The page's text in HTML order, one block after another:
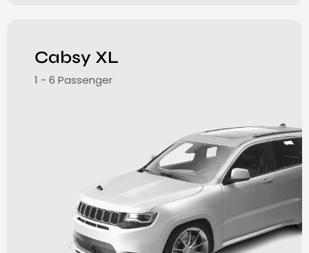
Cabsy XL
1 - 6 Passenger